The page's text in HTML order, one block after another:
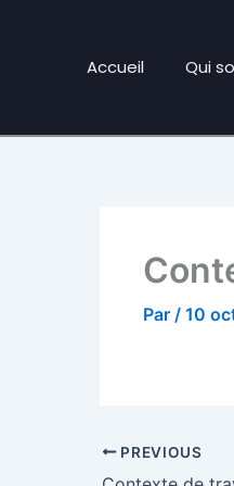
Accueil Qui
Par / 10
PREVIOUS